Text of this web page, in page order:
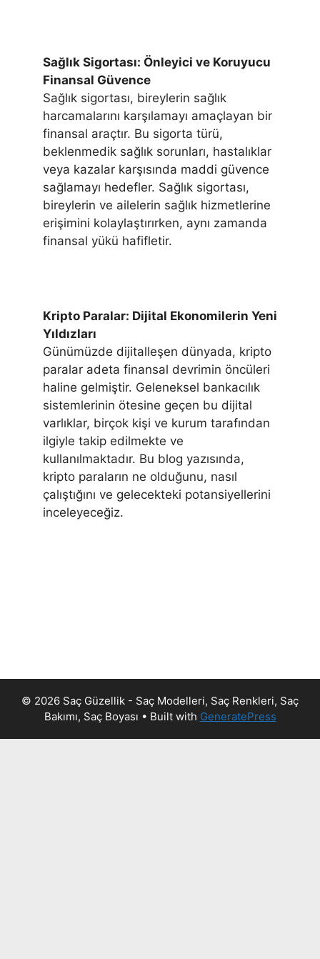
Sağlık Sigortası: Önleyici ve Koruyucu
Finansal Güvence
Sağlık sigortası, bireylerin sağlık
harcamalarını karşılamayı amaçlayan bir
finansal araçtır. Bu sigorta türü,
beklenmedik sağlık sorunları, hastalıklar
veya kazalar karşısında maddi güvence
sağlamayı hedefler. Sağlık sigortası,
bireylerin ve ailelerin sağlık hizmetlerine
erişimini kolaylaştırırken, aynı zamanda
finansal yükü hafifletir.
Kripto Paralar: Dijital Ekonomilerin Yeni
Yıldızları
Günümüzde dijitalleşen dünyada, kripto
paralar adeta finansal devrimin öncüleri
haline gelmiştir. Geleneksel bankacılık
sistemlerinin ötesine geçen bu dijital
varlıklar, birçok kişi ve kurum tarafından
ilgiyle takip edilmekte ve
kullanılmaktadır. Bu blog yazısında,
kripto paraların ne olduğunu, nasıl
çalıştığını ve gelecekteki potansiyellerini
inceleyeceğiz.
© 2026 Saç Güzellik - Saç Modelleri, Saç Renkleri, Saç
Bakımı, Saç Boyası • Built with GeneratePress